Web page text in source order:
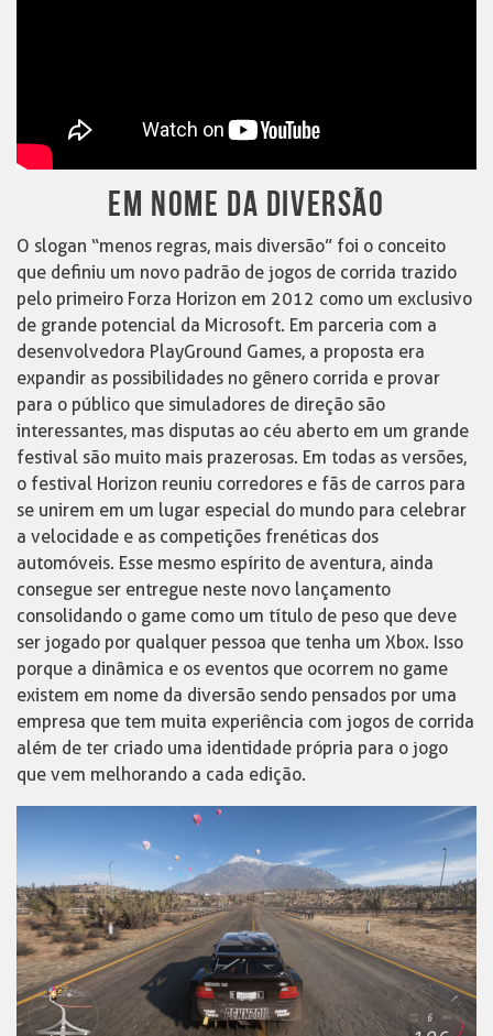
EM NOME DA DIVERSÃO
O slogan “menos regras, mais diversão” foi o conceito
que definiu um novo padrão de jogos de corrida trazido
pelo primeiro Forza Horizon em 2012 como um exclusivo
de grande potencial da Microsoft. Em parceria com a
desenvolvedora PlayGround Games, a proposta era
expandir as possibilidades no gênero corrida e provar
para o público que simuladores de direção são
interessantes, mas disputas ao céu aberto em um grande
festival são muito mais prazerosas. Em todas as versões,
o festival Horizon reuniu corredores e fãs de carros para
se unirem em um lugar especial do mundo para celebrar
a velocidade e as competições frenéticas dos
automóveis. Esse mesmo espírito de aventura, ainda
consegue ser entregue neste novo lançamento
consolidando o game como um título de peso que deve
ser jogado por qualquer pessoa que tenha um Xbox. Isso
porque a dinâmica e os eventos que ocorrem no game
existem em nome da diversão sendo pensados por uma
empresa que tem muita experiência com jogos de corrida
além de ter criado uma identidade própria para o jogo
que vem melhorando a cada edição.